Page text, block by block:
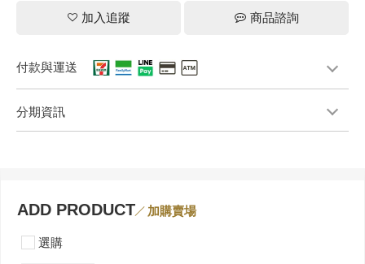
加入追蹤 商品諮詢
付款與運送
分期資訊
ADD PRODUCT 加購賣場
選購